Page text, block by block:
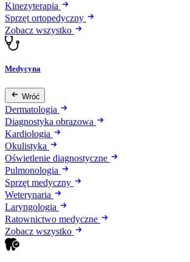
Kinezyterapia
Sprzęt ortopedyczny
Zobacz wszystko
Medycyna
Wróć
Dermatologia
Diagnostyka obrazowa
Kardiologia
Okulistyka
Oświetlenie diagnostyczne
Pulmonologia
Sprzęt medyczny
Weterynaria
Laryngologia
Ratownictwo medyczne
Zobacz wszystko